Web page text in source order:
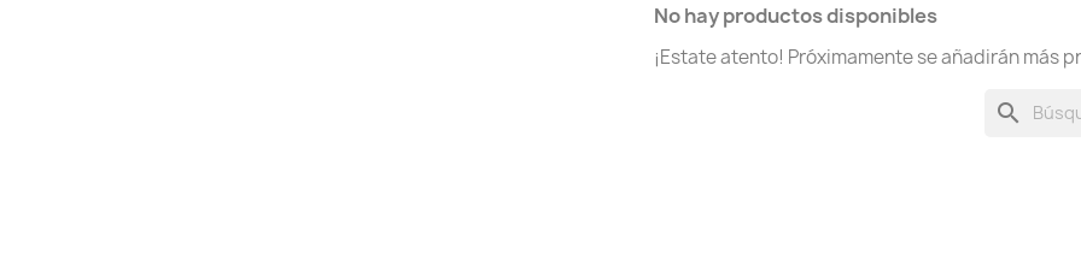
No hay productos disponibles
¡Estate atento! Próximamente se añadirán más
search